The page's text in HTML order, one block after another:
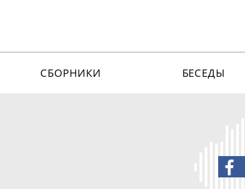
СБОРНИКИ БЕСЕДЫ